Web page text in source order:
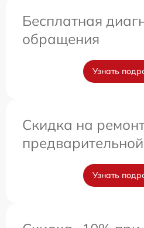
Бесплатная
обращения
Узнать
Скидка на
Узнать